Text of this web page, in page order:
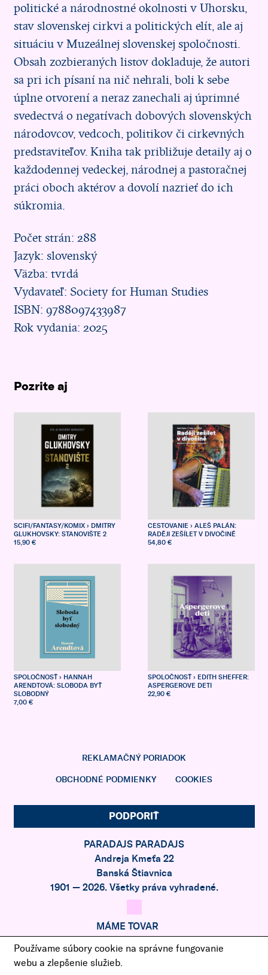
politické a národnostné okolnosti v Uhorsku,
stav slovenskej cirkvi a politických elít, ale aj
situáciu v Muzeálnej slovenskej spoločnosti.
Obsah zozbieraných listov dokladuje, že autori
sa pri ich písaní na nič nehrali, boli k sebe
úplne otvorení a neraz zanechali aj úprimné
svedectvá o negatívach dobových slovenských
národovcov, vedcoch, politikov či cirkevných
predstaviteľov. Kniha tak približuje detaily aj o
každodennej vedeckej, národnej a pastoračnej
práci oboch aktérov a dovolí nazrieť do ich
súkromia.
Počet strán: 288
Jazyk: slovenský
Väzba: tvrdá
Vydavateľ: Society for Human Studies
ISBN: 9788097433987
Rok vydania: 2025
Pozrite aj
SCIFI/FANTASY/KOMIX› DMITRY
GLUKHOVSKY: STANOVIŠTE 2
15,90 €
CESTOVANIE › ALEŠ PALÁN:
RADĚJI ZEŠÍLET V DIVOČINĚ
54,80 €
SPOLOČNOSŤ› HANNAH
ARENDTOVÁ: SLOBODA BYŤ
SLOBODNÝ
7,00 €
SPOLOČNOSŤ› EDITH SHEFFER:
ASPERGEROVE DETI
22,90 €
REKLAMAČNÝ PORIADOK
OBCHODNÉ PODMIENKY COOKIES
PODPORIŤ
PARADAJS PARADAJS
Andreja Kmeťa 22
Banská Štiavnica
1901 — 2026. Všetky práva vyhradené.
MÁME TOVAR
Používame súbory cookie na správne fungovanie
webu a zlepšenie služieb.